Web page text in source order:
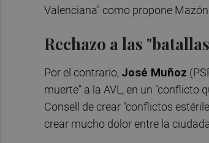
Valenciana" como propone
Rechazo a las
Por el contrario, José Muñoz
muerte" a la AVL, en un "conflicto
Consell de crear "conflictos
crear mucho dolor entre la